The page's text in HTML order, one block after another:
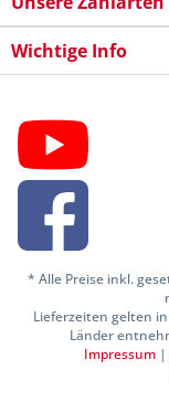
Wichtige Info
* Alle Preise inkl.
Lieferzeiten gelten
Länder
Impressum |